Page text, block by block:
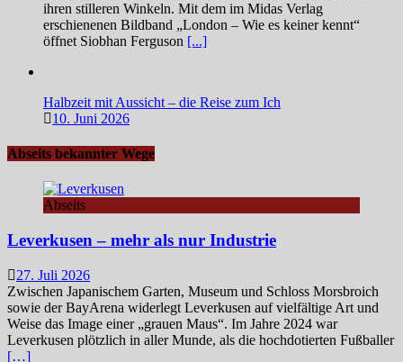
ihren stilleren Winkeln. Mit dem im Midas Verlag
erschienenen Bildband „London – Wie es keiner kennt“
öffnet Siobhan Ferguson [...]
Halbzeit mit Aussicht – die Reise zum Ich
10. Juni 2026
Abseits bekannter Wege
Abseits
Leverkusen – mehr als nur Industrie
27. Juli 2026
Zwischen Japanischem Garten, Museum und Schloss Morsbroich
sowie der BayArena widerlegt Leverkusen auf vielfältige Art und
Weise das Image einer „grauen Maus“. Im Jahre 2024 war
Leverkusen plötzlich in aller Munde, als die hochdotierten Fußballer
[…]